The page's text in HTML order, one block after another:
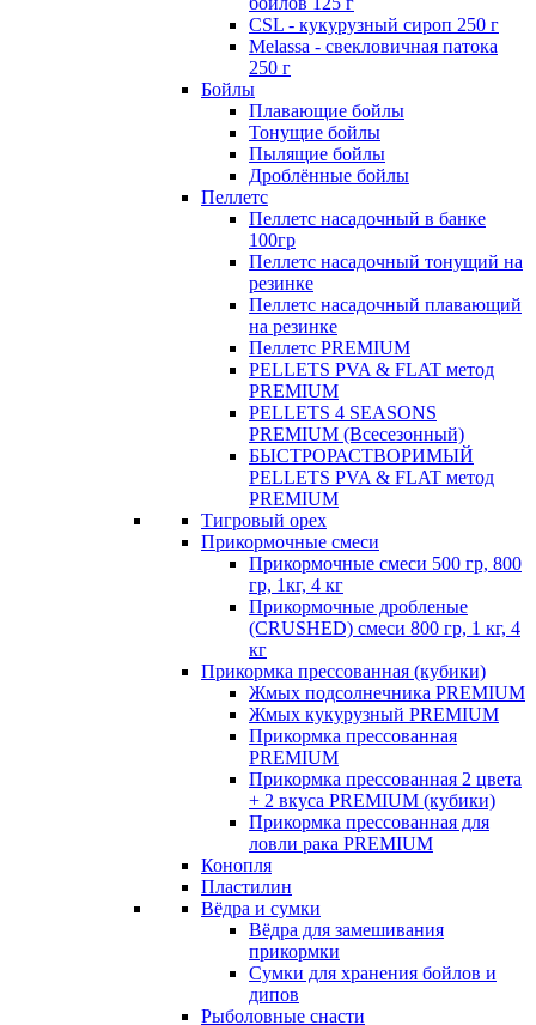
CSL - кукурузный сироп 250 г
Melassa - свекловичная патока
250 г
Бойлы
Плавающие бойлы
Тонущие бойлы
Пылящие бойлы
Дроблённые бойлы
Пеллетс
Пеллетс насадочный в банке
100гр
Пеллетс насадочный тонущий на
резинке
Пеллетс насадочный плавающий
на резинке
Пеллетс PREMIUM
PELLETS PVA & FLAT метод
PREMIUM
PELLETS 4 SEASONS
PREMIUM (Всесезонный)
БЫСТРОРАСТВОРИМЫЙ
PELLETS PVA & FLAT метод
PREMIUM
Тигровый орех
Прикормочные смеси
Прикормочные смеси 500 гр, 800
гр, 1кг, 4 кг
Прикормочные дробленые
(CRUSHED) смеси 800 гр, 1 кг, 4
кг
Прикормка прессованная (кубики)
Жмых подсолнечника PREMIUM
Жмых кукурузный PREMIUM
Прикормка прессованная
PREMIUM
Прикормка прессованная 2 цвета
+ 2 вкуса PREMIUM (кубики)
Прикормка прессованная для
ловли рака PREMIUM
Конопля
Пластилин
Вёдра и сумки
Вёдра для замешивания
прикормки
Сумки для хранения бойлов и
дипов
Рыболовные снасти